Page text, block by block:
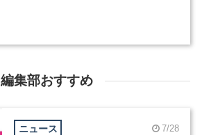
編集部おすすめ
ニュース 7/28